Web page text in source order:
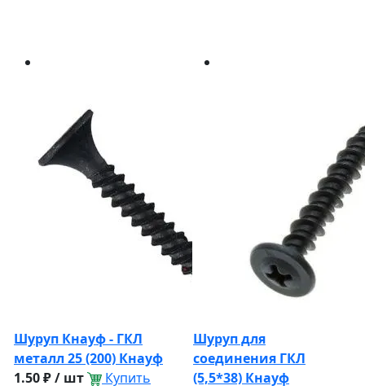
Шуруп Кнауф - ГКЛ
металл 25 (200) Кнауф
1.50 ₽ / шт
Купить
Шуруп для
соединения ГКЛ
(5,5*38) Кнауф